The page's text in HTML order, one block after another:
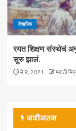
वैचारिक
रयत शिक्षण संस्थेचं
सुरु झालं.
मे 9, 2021 मराठी
नवीनतम